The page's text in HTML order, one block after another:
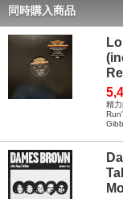
同時購入商品
精